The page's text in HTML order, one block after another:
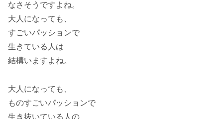
なさそうですよね。
大人になっても、
すごいパッションで
生きている人は
結構いますよね。
大人になっても、
ものすごいパッションで
生き抜いている人の